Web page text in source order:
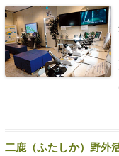
二鹿（ふたしか）野外